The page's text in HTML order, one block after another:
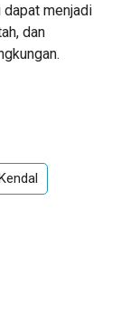
menjadi
dan